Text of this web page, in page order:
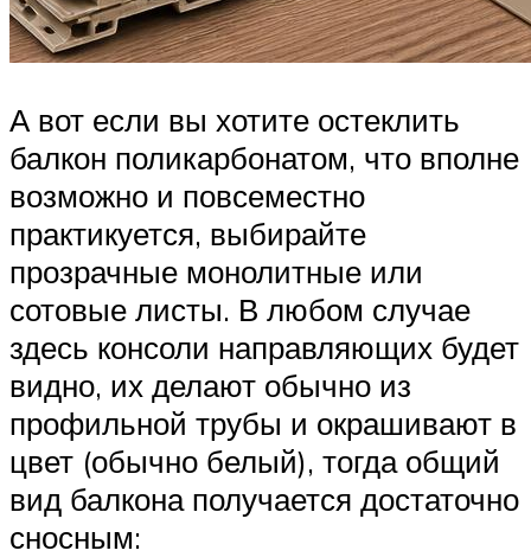
А вот если вы хотите остеклить
балкон поликарбонатом, что вполне
возможно и повсеместно
практикуется, выбирайте
прозрачные монолитные или
сотовые листы. В любом случае
здесь консоли направляющих будет
видно, их делают обычно из
профильной трубы и окрашивают в
цвет (обычно белый), тогда общий
вид балкона получается достаточно
сносным: